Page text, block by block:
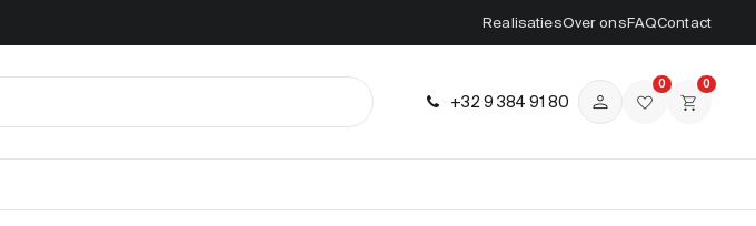
RealisatiesOver onsFAQContact
0
0
+32 9 384 91 80